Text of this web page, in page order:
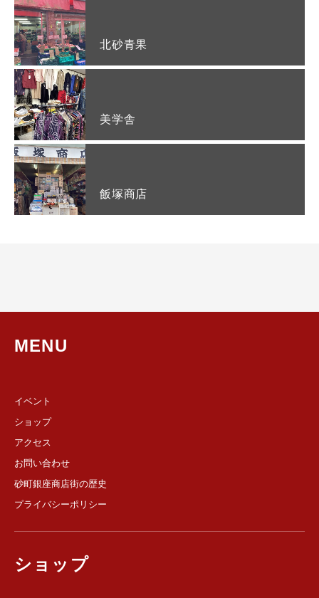
北砂青果
美学舎
飯塚商店
MENU
イベント
ショップ
アクセス
お問い合わせ
砂町銀座商店街の歴史
プライバシーポリシー
ショップ